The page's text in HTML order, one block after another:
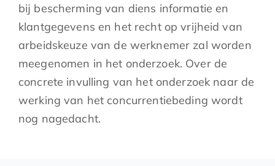
bij bescherming van diens informatie en
klantgegevens en het recht op vrijheid van
arbeidskeuze van de werknemer zal worden
meegenomen in het onderzoek. Over de
concrete invulling van het onderzoek naar de
werking van het concurrentiebeding wordt
nog nagedacht.